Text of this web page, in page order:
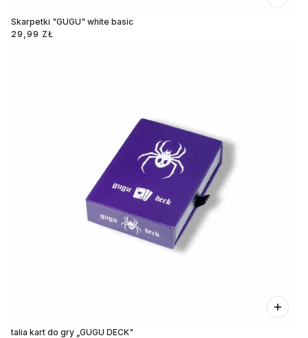
Skarpetki "GUGU" white basic
29,99 ZŁ
talia kart do gry „GUGU DECK"